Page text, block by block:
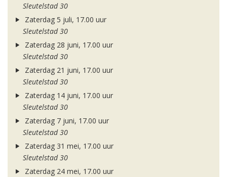
Sleutelstad 30
Zaterdag 5 juli, 17.00 uur
Sleutelstad 30
Zaterdag 28 juni, 17.00 uur
Sleutelstad 30
Zaterdag 21 juni, 17.00 uur
Sleutelstad 30
Zaterdag 14 juni, 17.00 uur
Sleutelstad 30
Zaterdag 7 juni, 17.00 uur
Sleutelstad 30
Zaterdag 31 mei, 17.00 uur
Sleutelstad 30
Zaterdag 24 mei, 17.00 uur